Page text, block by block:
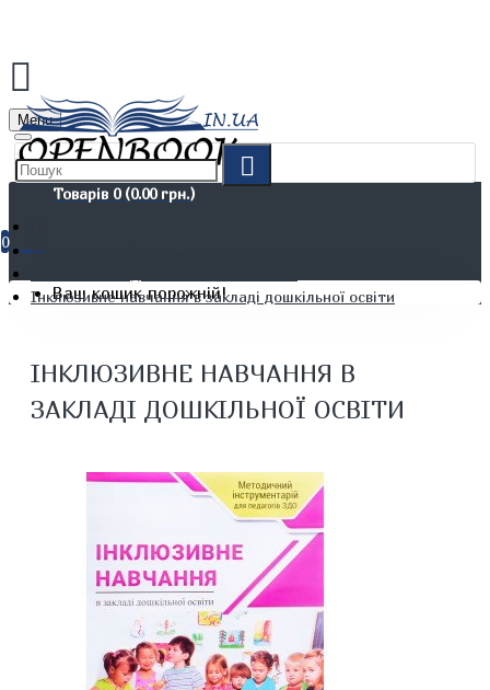
Menu
Товарів 0 (0.00 грн.)
0
Ваш кошик порожній!
Не художня література
Інклюзивне навчання в закладі дошкільної освіти
ІНКЛЮЗИВНЕ НАВЧАННЯ В
ЗАКЛАДІ ДОШКІЛЬНОЇ ОСВІТИ